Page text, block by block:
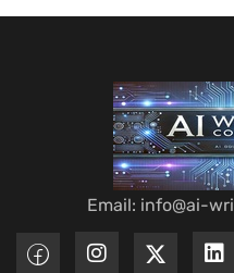
Email: info@ai-